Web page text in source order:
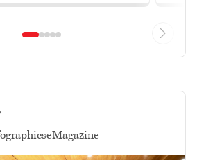
eMagazine